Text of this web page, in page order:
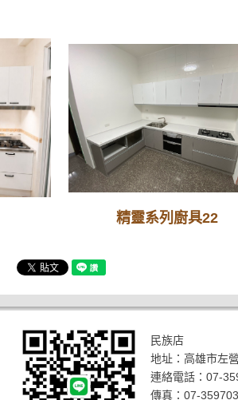
精靈系列廚具22
民族店
地址： 高雄市左
連絡電話： 07-
傳真：07-